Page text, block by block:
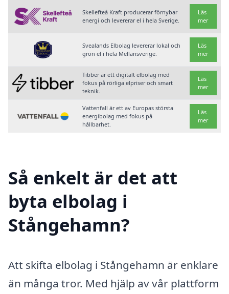
Skellefteå Kraft producerar förnybar
energi och levererar el i hela Sverige.
Läs
mer
Svealands Elbolag levererar lokal och
grön el i hela Mellansverige.
Läs
mer
Tibber är ett digitalt elbolag med
fokus på rörliga elpriser och smart
teknik.
Läs
mer
Vattenfall är ett av Europas största
energibolag med fokus på
hållbarhet.
Läs
mer
Så enkelt är det att
byta elbolag i
Stångehamn?
Att skifta elbolag i Stångehamn är enklare
än många tror. Med hjälp av vår plattform